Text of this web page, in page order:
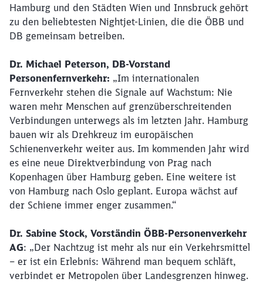
Hamburg und den Städten Wien und Innsbruck gehört
zu den beliebtesten Nightjet-Linien, die die ÖBB und
DB gemeinsam betreiben.
Dr. Michael Peterson, DB-Vorstand
Personenfernverkehr: „Im internationalen
Fernverkehr stehen die Signale auf Wachstum: Nie
waren mehr Menschen auf grenzüberschreitenden
Verbindungen unterwegs als im letzten Jahr. Hamburg
bauen wir als Drehkreuz im europäischen
Schienenverkehr weiter aus. Im kommenden Jahr wird
es eine neue Direktverbindung von Prag nach
Kopenhagen über Hamburg geben. Eine weitere ist
von Hamburg nach Oslo geplant. Europa wächst auf
der Schiene immer enger zusammen.“
Dr. Sabine Stock, Vorständin ÖBB-Personenverkehr
AG: „Der Nachtzug ist mehr als nur ein Verkehrsmittel
– er ist ein Erlebnis: Während man bequem schläft,
verbindet er Metropolen über Landesgrenzen hinweg.